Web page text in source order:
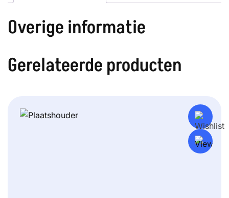
Overige informatie
Gerelateerde producten